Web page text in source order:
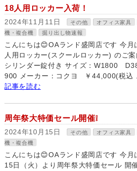
18人用ロッカー入荷！
2024年11月11日 その他 オフィス家具
機・複合機
掘り出し物速報
こんにちは😊OAランド盛岡店です 今月
人用ロッカー(スクールロッカー) のご案
シリンダー錠付き サイズ：W1800
900 メーカー：コクヨ ￥44,000(税込
記事を読む
周年祭大特価セール開催❕
2024年10月15日 その他 オフィス家具
機・複合機
こんにちは😊OAランド盛岡店です 今月
15日（火）より周年祭大特価セール 開